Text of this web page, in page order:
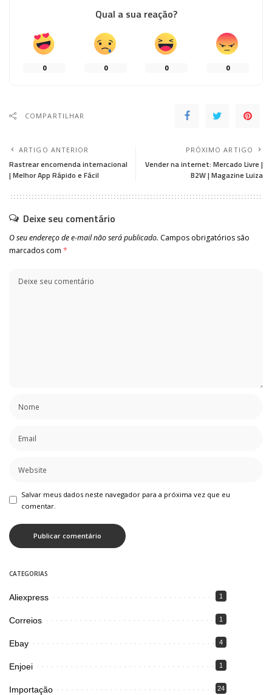
Qual a sua reação?
0 0 0 0
COMPARTILHAR
ARTIGO ANTERIOR
Rastrear encomenda internacional
| Melhor App Rápido e Fácil
PRÓXIMO ARTIGO
Vender na internet: Mercado Livre |
B2W | Magazine Luiza
Deixe seu comentário
O seu endereço de e-mail não será publicado. Campos obrigatórios são
marcados com *
Salvar meus dados neste navegador para a próxima vez que eu
comentar.
CATEGORIAS
Aliexpress 1
Correios 1
Ebay 4
Enjoei 1
Importação 24